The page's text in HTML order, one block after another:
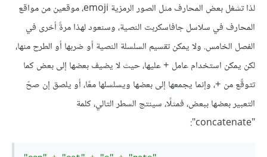
لذا تشغل بعض المحارف مثل الصور الرمزية emoji، موقعين من مواقع
المحارف في سلاسل جافاسكربت النصية، وسنعود لهذا مرةً أخرى في
الفصل الخامس. ولا يمكن تقسيم السلسلة النصية أو ضربها أو الطرح منها،
لكن يمكن استخدام عامل + عليها، حيث لا يضيف بعضها إلى بعض كما
تتوقّع من +، وإنما يجمعها إلى بعضها ويسلسلها معًا، أو يلصق إن صحّ
التعبير بعضها ببعض، فمثلًا، سينتج السطر التالي، كلمة
"concatenate":